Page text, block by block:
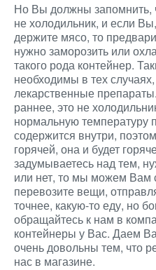
Но Вы должны запомнить,
не холодильник, и если
держите мясо, то
нужно заморозить или
такого рода контейнер.
необходимы в тех
лекарственные
раннее, это не
нормальную температуру
содержится внутри,
горячей, она и будет
задумываетесь над тем,
или нет, то мы можем Вам
перевозите вещи,
точнее, какую-то еду, но
обращайтесь к нам в
контейнеры у Вас. Даем
очень довольны тем, что
нас в магазине.